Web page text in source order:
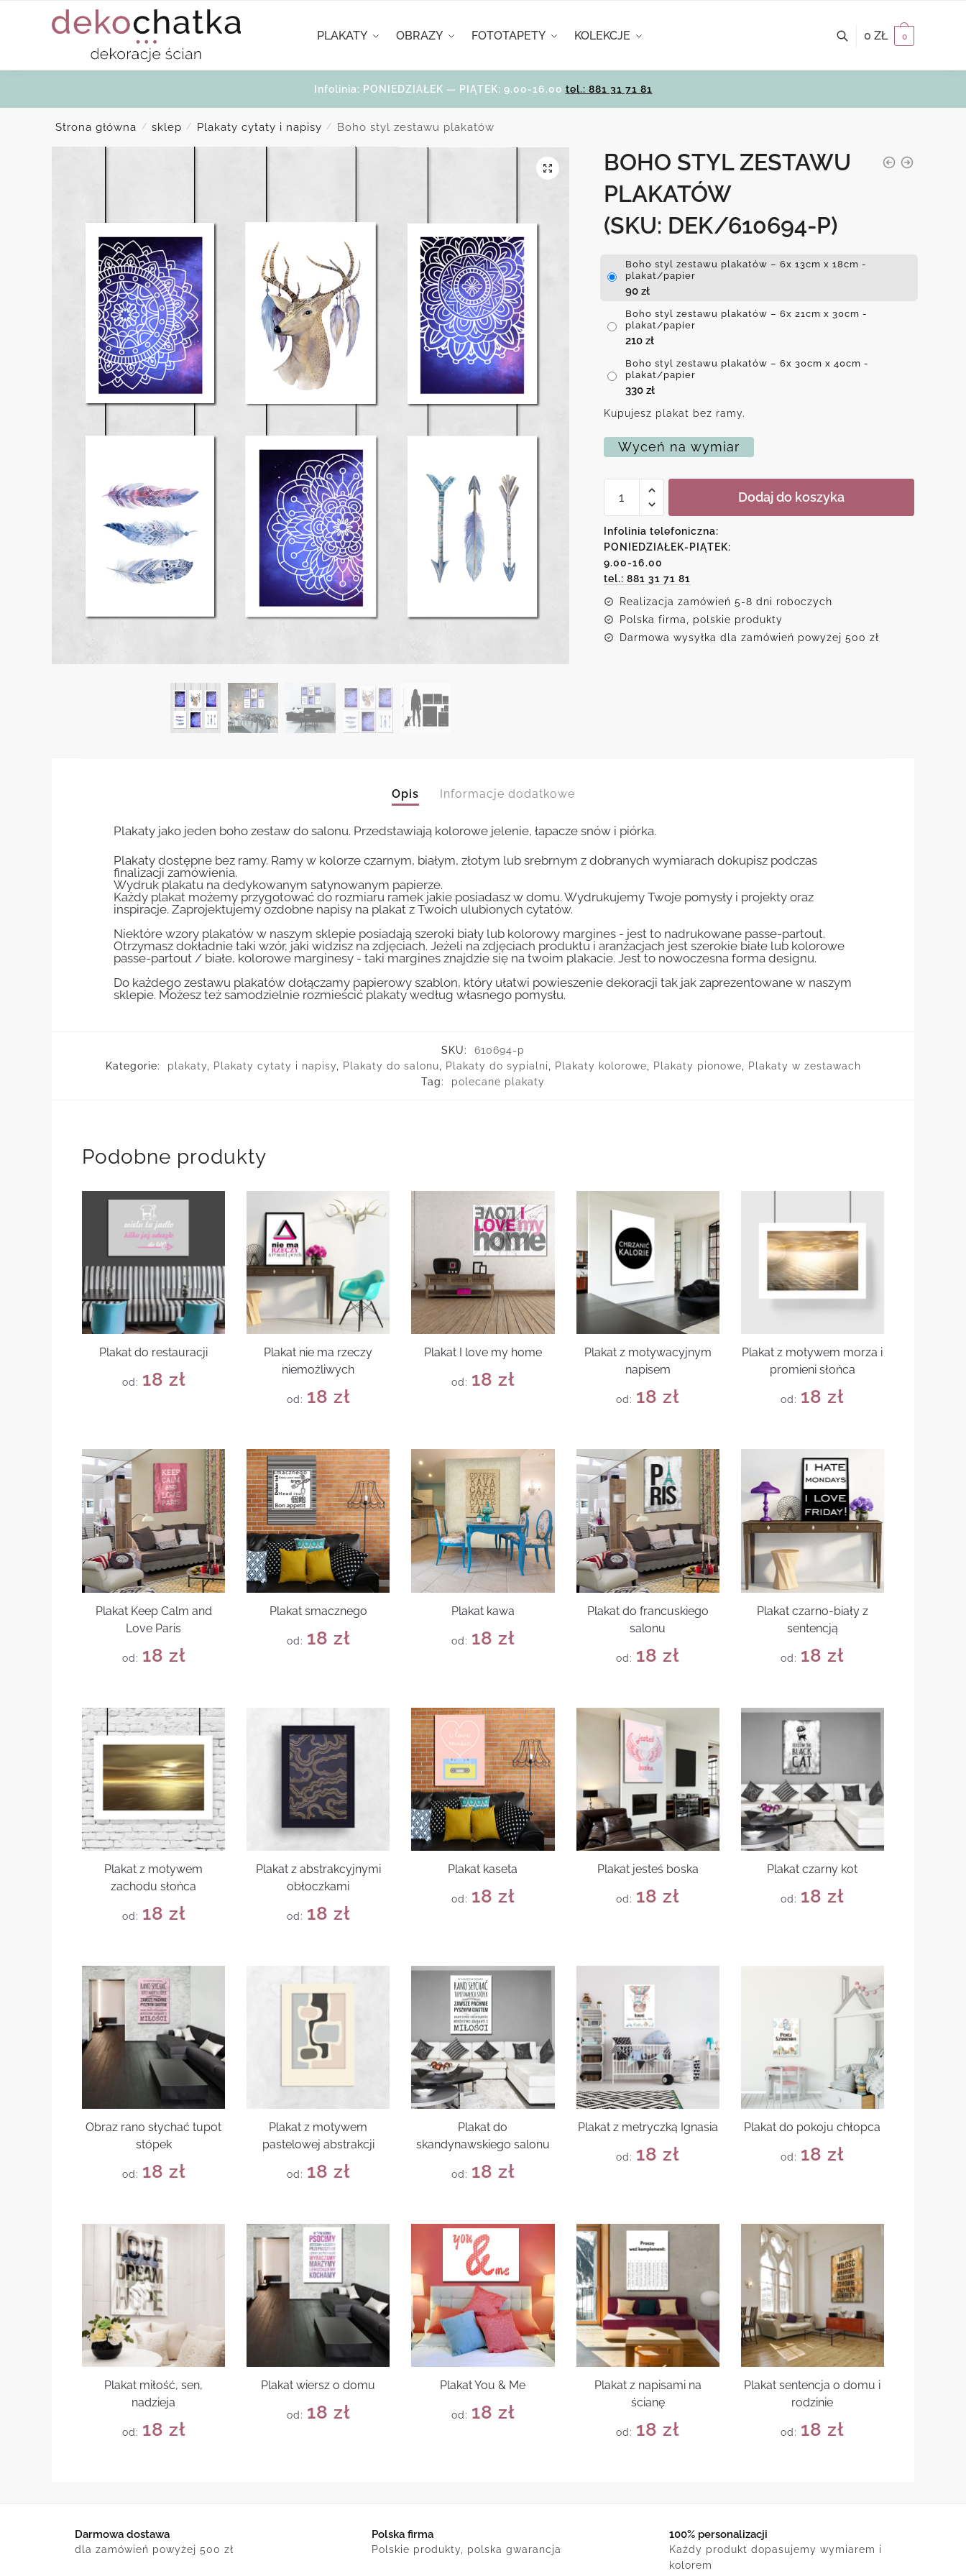
PLAKATY OBRAZY FOTOTAPETY KOLEKCJE 0 ZŁ 0
Infolinia: PONIEDZIAŁEK — PIĄTEK: 9.00-16.00 tel.: 881 31 71 81
Strona główna / sklep / Plakaty cytaty i napisy / Boho styl zestawu plakatów
BOHO STYL ZESTAWU
PLAKATÓW
(SKU: DEK/610694-P)
Boho styl zestawu plakatów – 6x 13cm x 18cm -
plakat/papier
90 zł
Boho styl zestawu plakatów – 6x 21cm x 30cm -
plakat/papier
210 zł
Boho styl zestawu plakatów – 6x 30cm x 40cm -
plakat/papier
330 zł
Kupujesz plakat bez ramy.
Wyceń na wymiar
Boho
plakatów
Dodaj do koszyka
Infolinia telefoniczna:
PONIEDZIAŁEK-PIĄTEK:
9.00-16.00
tel.: 881 31 71 81
Realizacja zamówień 5-8 dni roboczych
Polska firma, polskie produkty
Darmowa wysyłka dla zamówień powyżej 500 zł
Opis Informacje dodatkowe
Plakaty jako jeden boho zestaw do salonu. Przedstawiają kolorowe jelenie, łapacze snów i piórka.
Plakaty dostępne bez ramy. Ramy w kolorze czarnym, białym, złotym lub srebrnym z dobranych wymiarach dokupisz podczas
finalizacji zamówienia.
Wydruk plakatu na dedykowanym satynowanym papierze.
Każdy plakat możemy przygotować do rozmiaru ramek jakie posiadasz w domu. Wydrukujemy Twoje pomysły i projekty oraz
inspiracje. Zaprojektujemy ozdobne napisy na plakat z Twoich ulubionych cytatów.
Niektóre wzory plakatów w naszym sklepie posiadają szeroki biały lub kolorowy margines - jest to nadrukowane passe-partout.
Otrzymasz dokładnie taki wzór, jaki widzisz na zdjęciach. Jeżeli na zdjęciach produktu i aranżacjach jest szerokie białe lub kolorowe
passe-partout / białe, kolorowe marginesy - taki margines znajdzie się na twoim plakacie. Jest to nowoczesna forma designu.
Do każdego zestawu plakatów dołączamy papierowy szablon, który ułatwi powieszenie dekoracji tak jak zaprezentowane w naszym
sklepie. Możesz też samodzielnie rozmieścić plakaty według własnego pomysłu.
SKU:
610694-p
Kategorie:
plakaty, Plakaty cytaty i napisy, Plakaty do salonu, Plakaty do sypialni, Plakaty kolorowe, Plakaty pionowe, Plakaty w zestawach
Tag:
polecane plakaty
Podobne produkty
Plakat do restauracji
od: 18 zł
Plakat nie ma rzeczy
niemożliwych
od: 18 zł
Plakat I love my home
od: 18 zł
Plakat z motywacyjnym
napisem
od: 18zł
Plakat z motywem morza i
promieni słońca
od: 18zł
Plakat Keep Calm and
Love Paris
od: 18 zł
Plakat smacznego
od: 18 zł
Plakat kawa
od: 18 zł
Plakat do francuskiego
salonu
od: 18zł
Plakat czarno-biały z
sentencją
od: 18zł
Plakat z motywem
zachodu słońca
od: 18 zł
Plakat z abstrakcyjnymi
obłoczkami
od: 18 zł
Plakat kaseta
od: 18 zł
Plakat jesteś boska
od: 18zł
Plakat czarny kot
od: 18zł
Obraz rano słychać tupot
stópek
od: 18 zł
Plakat z motywem
pastelowej abstrakcji
od: 18 zł
Plakat do
skandynawskiego salonu
od: 18 zł
Plakat z metryczką Ignasia
od: 18zł
Plakat do pokoju chłopca
od: 18zł
Plakat miłość, sen,
nadzieja
od: 18 zł
Plakat wiersz o domu
od: 18 zł
Plakat You & Me
od: 18 zł
Plakat z napisami na
ścianę
od: 18zł
Plakat sentencja o domu i
rodzinie
od: 18zł
Darmowa dostawa
dla zamówień powyżej 500 zł
Polska firma
Polskie produkty, polska gwarancja
100% personalizacji
Każdy produkt dopasujemy wymiarem i
kolorem